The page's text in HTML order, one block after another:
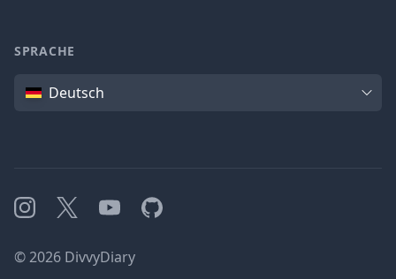
SPRACHE
SpracheDeutsch
Instagram
X YouTubeGitHub
©2026 DivvyDiary